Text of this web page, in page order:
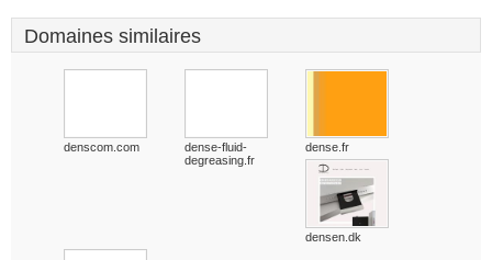
Domaines similaires
denscom.com
dense-fluid-
degreasing.fr
dense.fr
densen.dk